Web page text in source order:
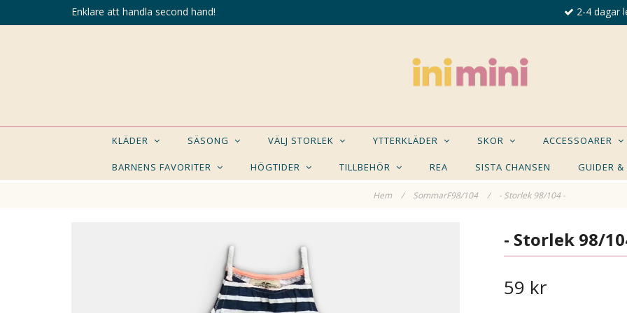
Enklare att handla second hand! 2-4 dagar
KLÄDER SÄSONG VÄLJ STORLEK YTTERKLÄDER SKOR ACCESSOARER
BARNENS FAVORITER HÖGTIDER TILLBEHÖR REA SISTA CHANSEN GUIDER &
Hem / SommarF98/104 / - Storlek 98/104 -
KANSKE NÅGON AV DESSA PRODUKTER KAN- Storlek 98/
59 kr